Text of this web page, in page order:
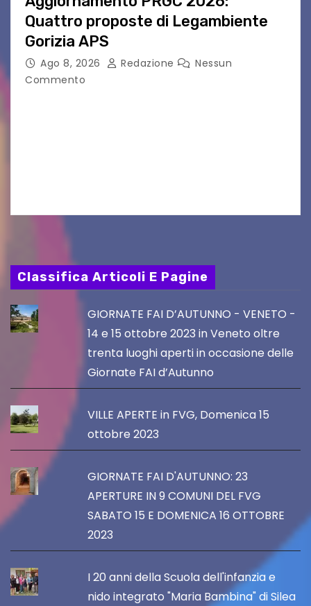
Quattro proposte di Legambiente
Gorizia APS
Ago 8, 2026 Redazione
Nessun
Commento
Classifica Articoli E Pagine
GIORNATE FAI D’AUTUNNO - VENETO -
14 e 15 ottobre 2023 in Veneto oltre
trenta luoghi aperti in occasione delle
Giornate FAI d’Autunno
VILLE APERTE in FVG, Domenica 15
ottobre 2023
GIORNATE FAI D'AUTUNNO: 23
APERTURE IN 9 COMUNI DEL FVG
SABATO 15 E DOMENICA 16 OTTOBRE
2023
I 20 anni della Scuola dell'infanzia e
nido integrato "Maria Bambina" di Silea